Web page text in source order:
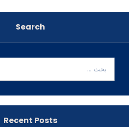
Search
Recent Posts